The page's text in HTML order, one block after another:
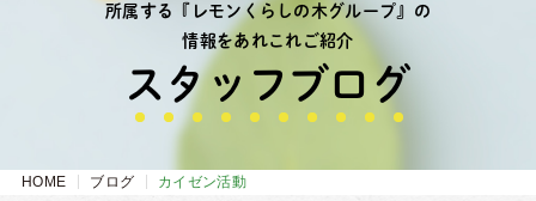
所属する『レモンくらしの木グループ』の
情報をあれこれご紹介
スタッフブログ
HOME ブログ カイゼン活動